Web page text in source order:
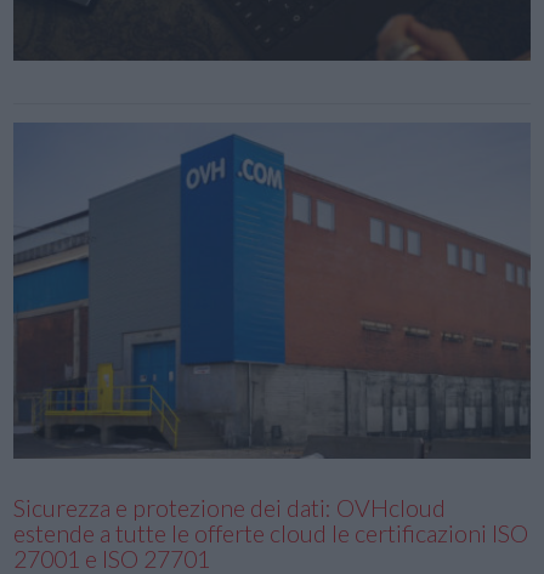
Sicurezza e protezione dei dati: OVHcloud
estende a tutte le offerte cloud le certificazioni ISO
27001 e ISO 27701